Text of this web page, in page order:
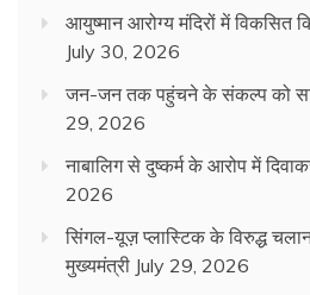
आयुष्मान आरोग्य मंदिरों में विकसित
July 30, 2026
जन-जन तक पहुंचने के संकल्प को
29, 2026
नाबालिग से दुष्कर्म के आरोप में
2026
सिंगल-यूज़ प्लास्टिक के विरुद्ध
मुख्यमंत्री July 29, 2026